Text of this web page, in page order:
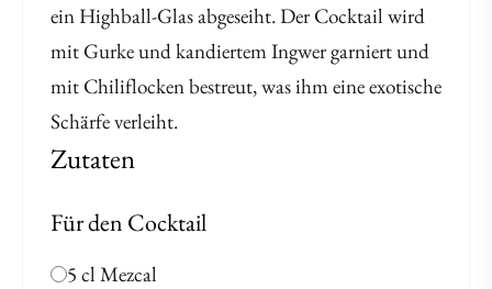
ein Highball-Glas abgeseiht. Der Cocktail wird
mit Gurke und kandiertem Ingwer garniert und
mit Chiliflocken bestreut, was ihm eine exotische
Schärfe verleiht.
Zutaten
Für den Cocktail
5 cl Mezcal